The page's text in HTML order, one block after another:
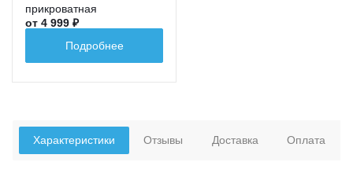
прикроватная
от 4 999 ₽
Подробнее
Характеристики Отзывы Доставка Оплата